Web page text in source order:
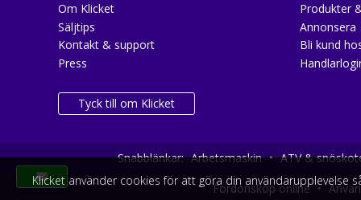
Om Klicket
Säljtips
Kontakt & support
Press
Tyck till om Klicket
Produkter
Annonsera
Bli kund
Snabblänkar: Arbetsmaskin • ATV &
Fordonsköp online •
Klicket använder cookies för att göra din